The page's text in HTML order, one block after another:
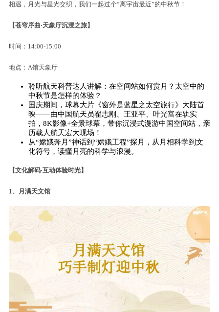
相遇，月光与星光交织，我们一起过个“离宇宙最近”的中秋节！
【苍穹序曲·天象厅沉浸之旅】
时间：14:00-15:00
地点：A馆天象厅
聆听航天科普达人讲解：在空间站如何赏月？太空中的
中秋节是怎样的体验？
国庆期间，球幕大片《窗外是蓝星之太空旅行》大陆首
映——由中国航天员翟志刚、王亚平、叶光富在轨实
拍，8K影像+全景球幕，带你沉浸式漫游中国空间站，亲
历载人航天宏大现场！
从“嫦娥奔月”神话到“嫦娥工程”探月，从月相科学到文
化符号，读懂月亮的科学与浪漫。
【文化解码·互动体验时光】
1、月满天文馆